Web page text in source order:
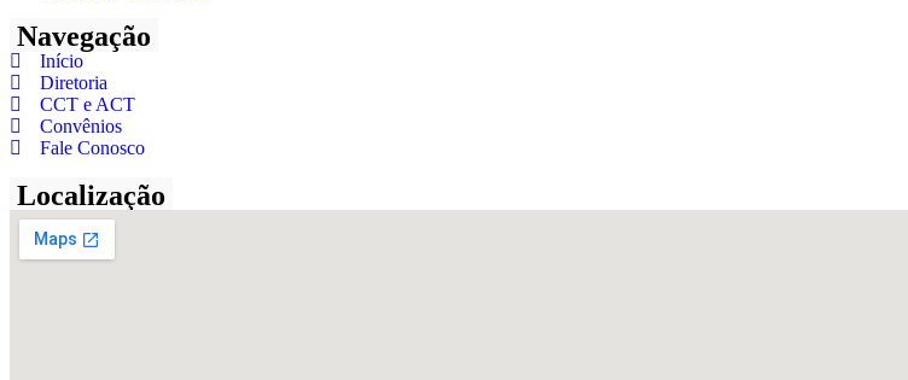
Navegação
Início
Diretoria
CCT e ACT
Convênios
Fale Conosco
Localização